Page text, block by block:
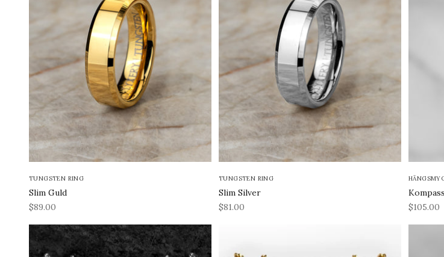
TUNGSTEN RING
Slim Guld
REA-pris
$89.00
TUNGSTEN RING
Slim Silver
REA-pris
$81.00
REA-pris
$105.00